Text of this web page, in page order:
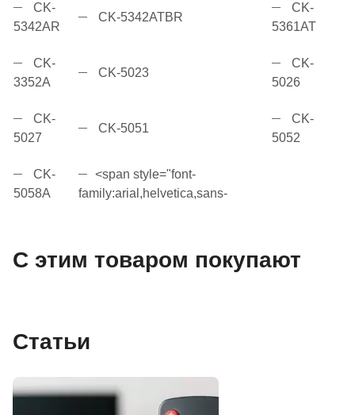
CK-
5342AR
CK-5342ATBR
CK-
5361AT
CK-
3352A
CK-5023
CK-
5026
CK-
5027
CK-5051
CK-
5052
CK-
5058A
<span style="font-
family:arial,helvetica,sans-
С этим товаром покупают
Статьи